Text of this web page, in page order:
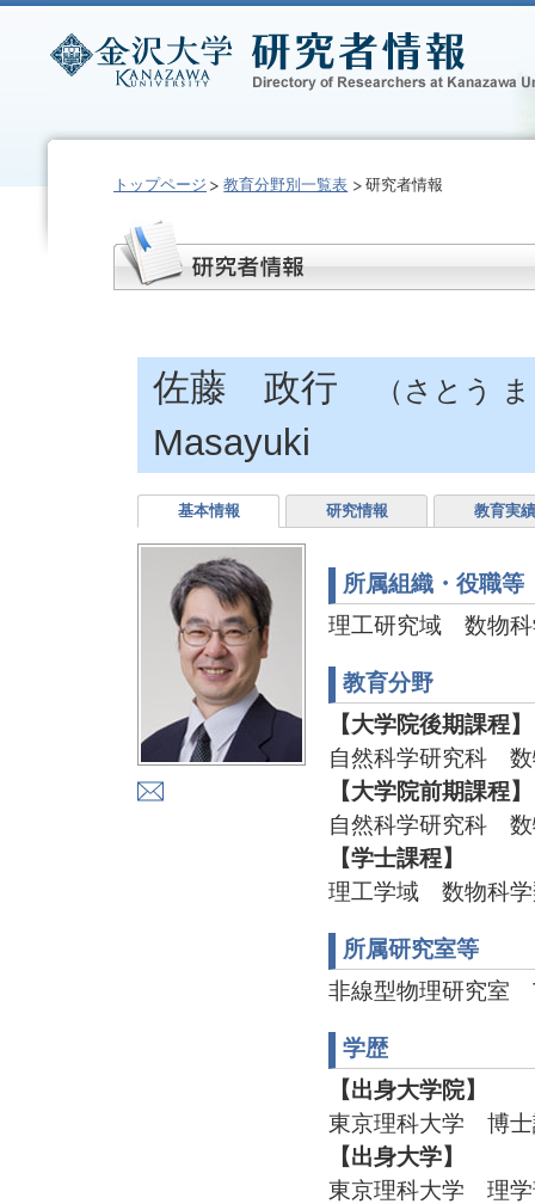
トップページ 教育分野別一覧表 研究者情報
佐藤 政行 （さとう
Masayuki
基本情報 研究情報 教育実績
所属組織・役職等
理工研究域 数物科
教育分野
【大学院後期課程】
自然科学研究科 数
【大学院前期課程】
自然科学研究科 数
【学士課程】
理工学域 数物科
所属研究室等
非線型物理研究室
学歴
【出身大学院】
東京理科大学 博
【出身大学】
東京理科大学 理